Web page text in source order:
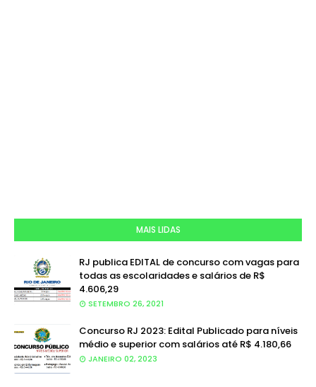
MAIS LIDAS
RJ publica EDITAL de concurso com vagas para
todas as escolaridades e salários de R$
4.606,29
SETEMBRO 26, 2021
Concurso RJ 2023: Edital Publicado para níveis
médio e superior com salários até R$ 4.180,66
JANEIRO 02, 2023